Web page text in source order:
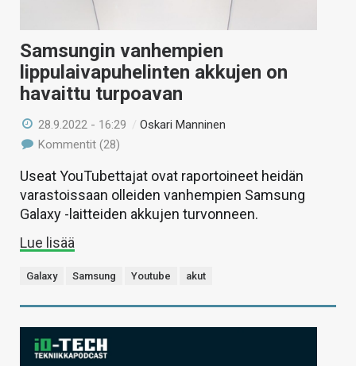
Samsungin vanhempien
lippulaivapuhelinten akkujen on
havaittu turpoavan
28.9.2022 - 16:29 /Oskari Manninen
Kommentit (28)
Useat YouTubettajat ovat raportoineet heidän
varastoissaan olleiden vanhempien Samsung
Galaxy -laitteiden akkujen turvonneen.
Lue lisää
Galaxy Samsung Youtube akut